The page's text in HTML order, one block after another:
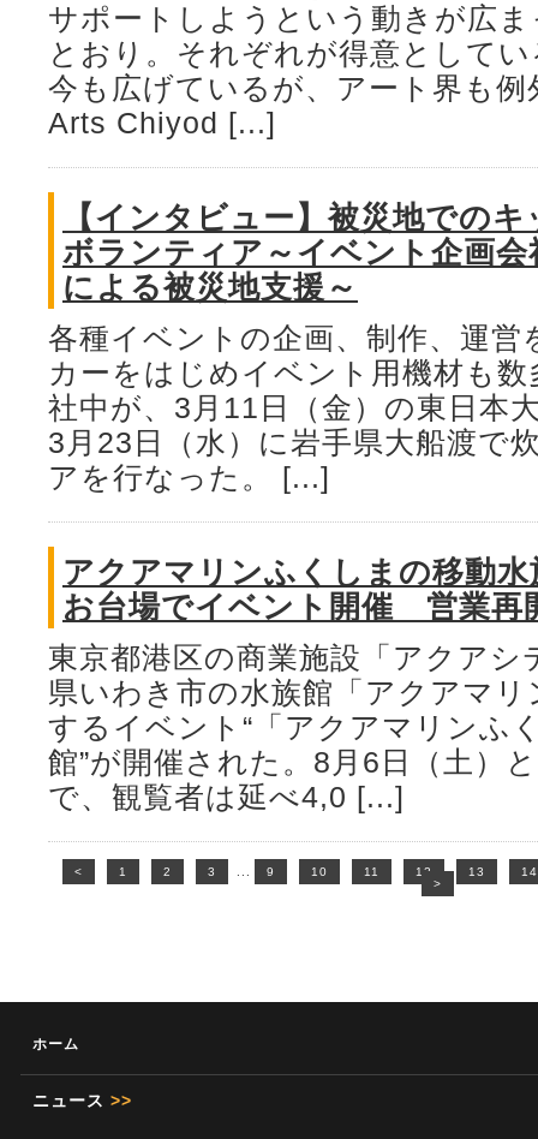
サポートしようという動きが広
とおり。それぞれが得意として
今も広げているが、アート界も
Arts Chiyod [...]
【インタビュー】被災地での
ボランティア～イベント企画
による被災地支援～
各種イベントの企画、制作、運営
カーをはじめイベント用機材も
社中が、3月11日（金）の東日本
3月23日（水）に岩手県大船渡で
アを行なった。 [...]
アクアマリンふくしまの移動
お台場でイベント開催 営業再
東京都港区の商業施設「アクアシ
県いわき市の水族館「アクアマ
するイベント“「アクアマリンふ
館”が開催された。8月6日（土）
で、観覧者は延べ4,0 [...]
< 1 2 3 9 10 11 12 13
14
>
ホーム
ニュース >>